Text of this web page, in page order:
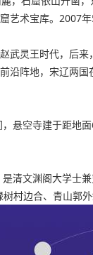
术宝库。2007
武灵王时代，后
沿阵地，宋辽两
悬空寺建于距地
清文渊阁大学士
村边合、青山郭